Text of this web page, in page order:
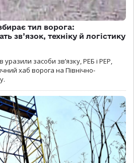
тил ворога:
зв’язок, техніку й логістику
засоби зв’язку, РЕБ і РЕР,
хаб ворога на Північно-